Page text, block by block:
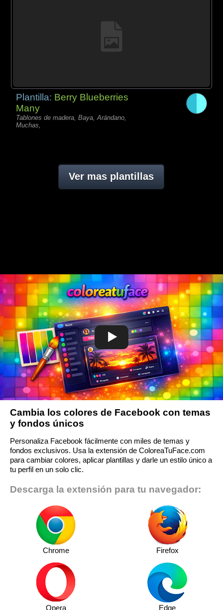
Plantilla: Berry Blueberries
Many
Tablones de madera, Baya, Arándano,
Muchas,
Ver mas plantillas
Cambia los colores de Facebook con temas
y fondos únicos
Personaliza Facebook fácilmente con miles de temas y
fondos exclusivos. Usa la extensión de ColoreaTuFace.com
para cambiar colores, aplicar plantillas y darle un estilo único a
tu perfil en un solo clic.
Descarga la extensión para tu navegador:
Chrome Firefox
Opera Edge